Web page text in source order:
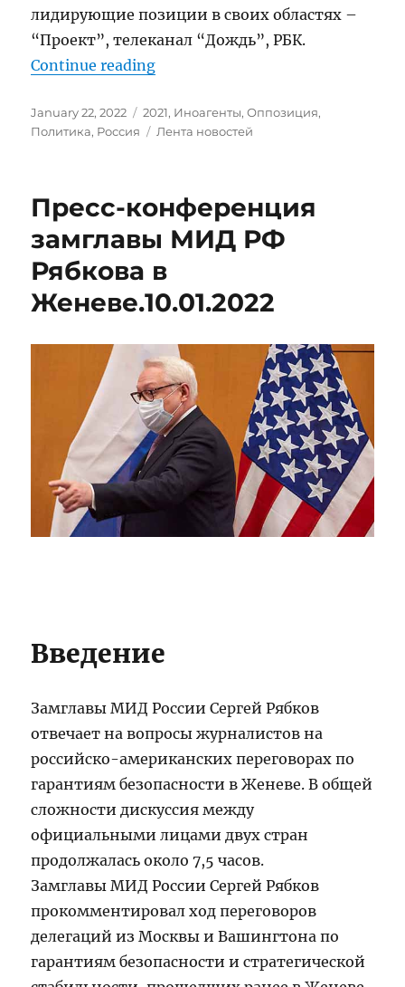
лидирующие позиции в своих областях –
“Проект”, телеканал “Дождь”, РБК.
Continue reading“Расследовательское
Posted
on
January 22, 2022 Categories
2021, Иноагенты,Оппозиция,
Политика, Россия Tags
Лента новостей
Пресс-конференция
замглавы МИД РФ
Рябкова в
Женеве.10.01.2022
Введение
Замглавы МИД России Сергей Рябков
отвечает на вопросы журналистов на
российско-американских переговорах по
гарантиям безопасности в Женеве. В общей
сложности дискуссия между
официальными лицами двух стран
продолжалась около 7,5 часов.
Замглавы МИД России Сергей Рябков
прокомментировал ход переговоров
делегаций из Москвы и Вашингтона по
гарантиям безопасности и стратегической